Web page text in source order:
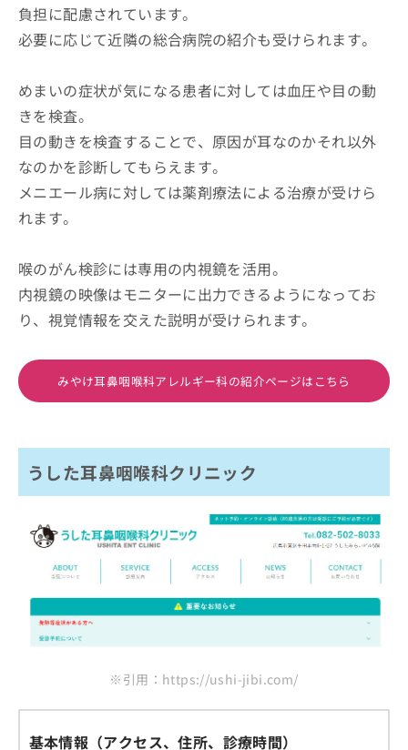
負担に配慮されています。
必要に応じて近隣の総合病院の紹介も受けられます。
めまいの症状が気になる患者に対しては血圧や目の動
きを検査。
目の動きを検査することで、原因が耳なのかそれ以外
なのかを診断してもらえます。
メニエール病に対しては薬剤療法による治療が受けら
れます。
喉のがん検診には専用の内視鏡を活用。
内視鏡の映像はモニターに出力できるようになってお
り、視覚情報を交えた説明が受けられます。
みやけ耳鼻咽喉科アレルギー科の紹介ページはこちら
うした耳鼻咽喉科クリニック
※引用：https://ushi-jibi.com/
基本情報（アクセス、住所、診療時間）